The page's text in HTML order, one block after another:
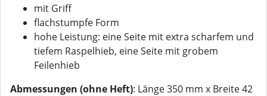
mit Griff
flachstumpfe Form
hohe Leistung: eine Seite mit extra scharfem und
tiefem Raspelhieb, eine Seite mit grobem
Feilenhieb
Abmessungen (ohne Heft): Länge 350 mm x Breite 42